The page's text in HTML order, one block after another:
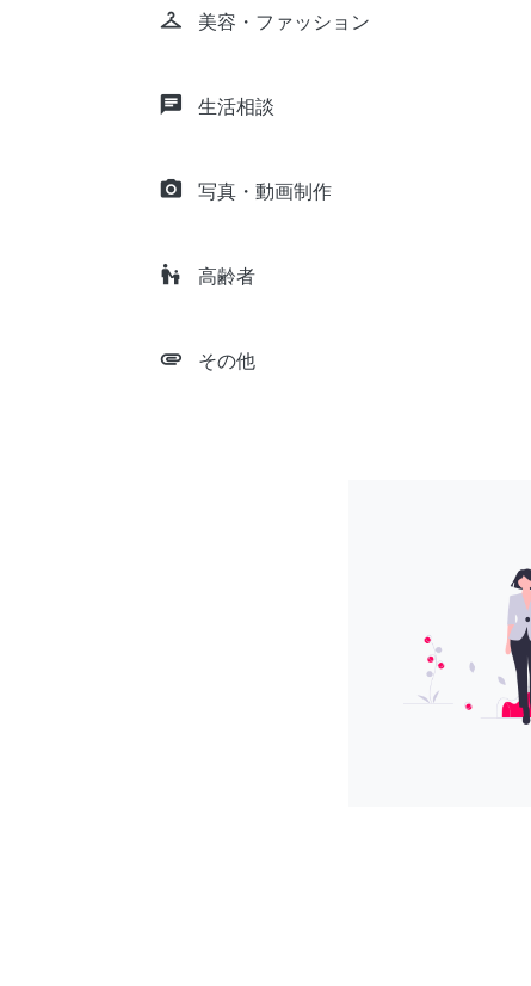
checkroom 美容・ファッション
chat 生活相談
camera_alt 写真・動画制作
escalator_warning 高齢者
attachment その他